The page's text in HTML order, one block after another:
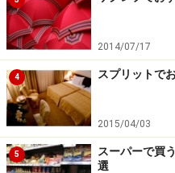
2014/07/17
4 スプリットで
2015/04/03
5
スーパーで買
選